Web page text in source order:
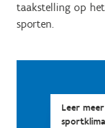
taakstelling op
sporten.
Leer